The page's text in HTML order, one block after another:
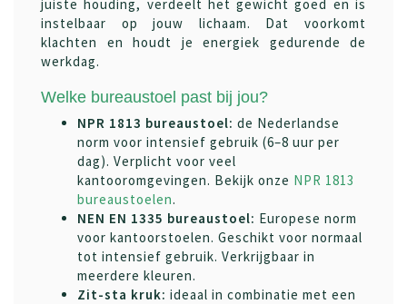
juiste houding, verdeelt het gewicht goed en is
instelbaar op jouw lichaam. Dat voorkomt
klachten en houdt je energiek gedurende de
werkdag.
Welke bureaustoel past bij jou?
NPR 1813 bureaustoel: de Nederlandse
norm voor intensief gebruik (6–8 uur per
dag). Verplicht voor veel
kantooromgevingen. Bekijk onze NPR 1813
bureaustoelen.
NEN EN 1335 bureaustoel: Europese norm
voor kantoorstoelen. Geschikt voor normaal
tot intensief gebruik. Verkrijgbaar in
meerdere kleuren.
Zit-sta kruk: ideaal in combinatie met een